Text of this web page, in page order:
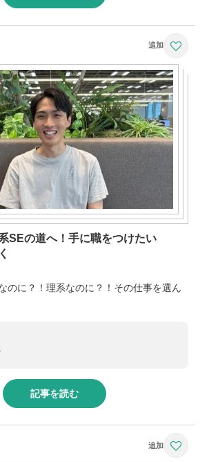
SEの道へ！手に職をつけたい
のに？！理系なのに？！その仕事を選ん
記事を読む